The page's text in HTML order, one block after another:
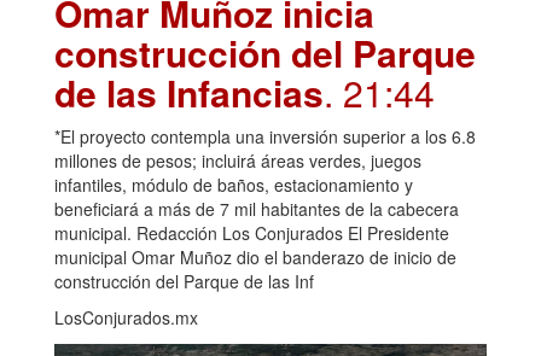
Omar Muñoz inicia
construcción del Parque
de las Infancias. 21:44
*El proyecto contempla una inversión superior a los 6.8
millones de pesos; incluirá áreas verdes, juegos
infantiles, módulo de baños, estacionamiento y
beneficiará a más de 7 mil habitantes de la cabecera
municipal. Redacción Los Conjurados El Presidente
municipal Omar Muñoz dio el banderazo de inicio de
construcción del Parque de las Inf
LosConjurados.mx